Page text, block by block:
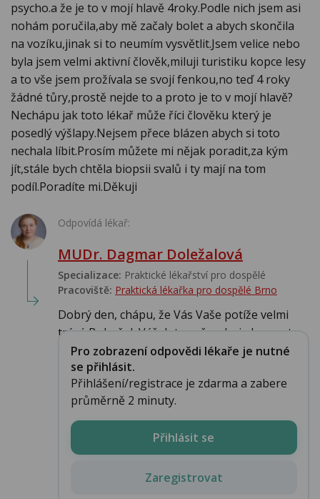
psycho.a že je to v mojí hlavě 4roky.Podle nich jsem asi
nohám poručila,aby mě začaly bolet a abych skončila
na vozíku,jinak si to neumím vysvětlit.Jsem velice nebo
byla jsem velmi aktivní člověk,miluji turistiku kopce lesy
a to vše jsem prožívala se svojí fenkou,no teď 4 roky
žádné tůry,prostě nejde to a proto je to v mojí hlavě?
Nechápu jak toto lékař může říci člověku který je
posedlý výšlapy.Nejsem přece blázen abych si toto
nechala líbit.Prosím můžete mi nějak poradit,za kým
jít,stále bych chtěla biopsii svalů i ty mají na tom
podíl.Poradíte mi.Děkuji
Odpovídá lékař:
MUDr. Dagmar Doležalová
Specializace: Praktické lékařství pro dospělé
Pracoviště: Praktická lékařka pro dospělé Brno
Dobrý den, chápu, že Vás Vaše potíže velmi
trápí. Bohužel, Váš dotaz přesahuje kompete...
Pro zobrazení odpovědi lékaře je nutné
se přihlásit.
Přihlášení/registrace je zdarma a zabere
průměrně 2 minuty.
Přihlásit se
Zaregistrovat